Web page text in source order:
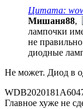
Цитата:
Мишаня88,
лампочки
не
диодные
Не может. Диод в
Главное хуже не